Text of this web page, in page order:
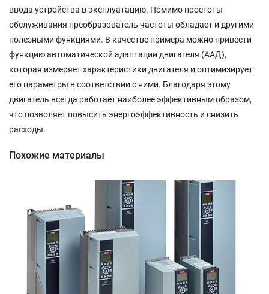
ввода устройства в эксплуатацию. Помимо простоты
обслуживания преобразователь частоты обладает и другими
полезными функциями. В качестве примера можно привести
функцию автоматической адаптации двигателя (ААД),
которая измеряет характеристики двигателя и оптимизирует
его параметры в соответствии с ними. Благодаря этому
двигатель всегда работает наиболее эффективным образом,
что позволяет повысить энергоэффективность и снизить
расходы.
Похожие материалы